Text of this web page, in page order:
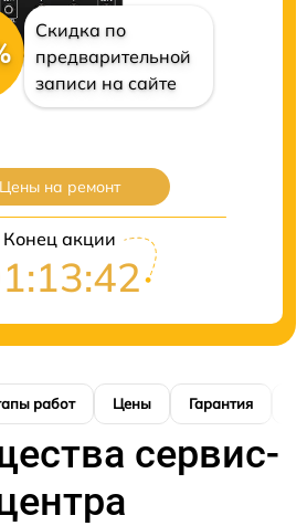
Скидка по
предварительной
записи на сайте
Цены на ремонт
Конец акции
работ Цены Гарантия
сервис-